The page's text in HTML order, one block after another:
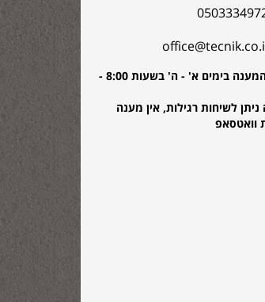
שעות המענה בימים א' - ה' בשעות 8:00 -
לשיחות רגילות, אין מענה
וואטסאפ